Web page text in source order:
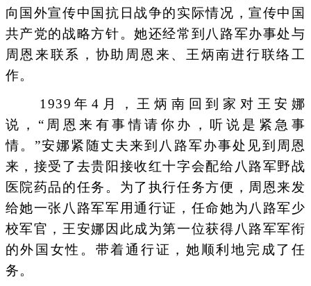
向国外宣传中国抗日战争的实际情况，宣传中国
共产党的战略方针。她还经常到八路军办事处与
周恩来联系，协助周恩来、王炳南进行联络工
作。
1939年4月，王炳南回到家对王安娜
说，“周恩来有事情请你办，听说是紧急事
情。”安娜紧随丈夫来到八路军办事处见到周恩
来，接受了去贵阳接收红十字会配给八路军野战
医院药品的任务。为了执行任务方便，周恩来发
给她一张八路军军用通行证，任命她为八路军少
校军官，王安娜因此成为第一位获得八路军军衔
的外国女性。带着通行证，她顺利地完成了任
务。